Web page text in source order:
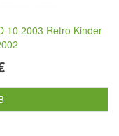
10 2003 Retro Kinder